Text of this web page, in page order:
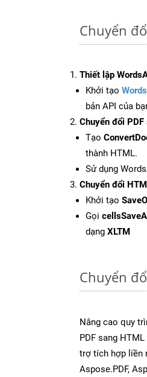
Chuyển
Thiết lập
Khởi tạo
bản API của
Chuyển đổi
Tạo
thành HTML.
Sử dụng
Chuyển đổi
Khởi tạo
Gọi
dạng XLTM
Chuyển
Nâng cao quy
PDF sang
trợ tích hợp liền
Aspose.PDF,